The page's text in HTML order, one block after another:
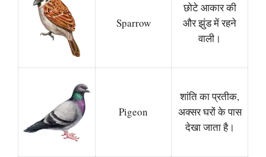
Sparrow
छोटे आकार की
और झुंड में रहने
वाली।
Pigeon
शांति का प्रतीक,
अक्सर घरों के पास
देखा जाता है।